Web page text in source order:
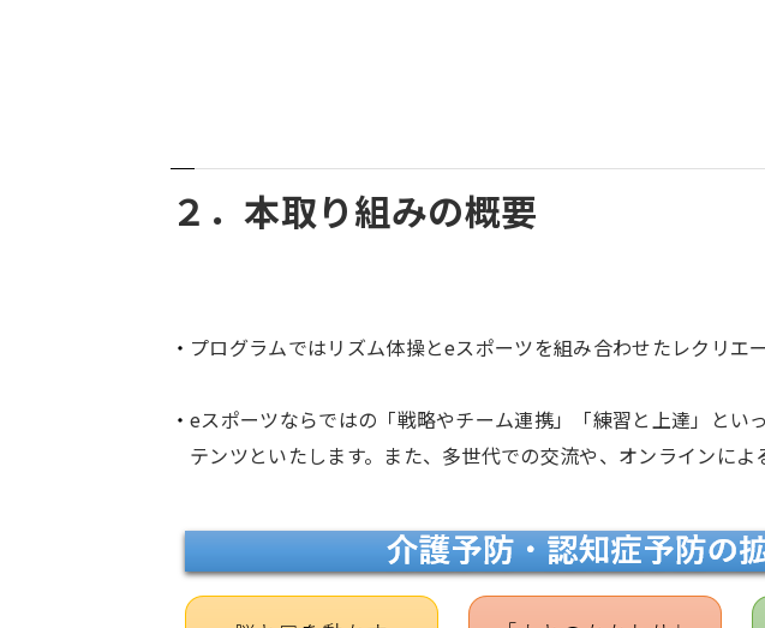
２．本取り組みの概要
プログラムではリズム体操とeスポーツを組み合わせたレクリエ
eスポーツならではの「戦略やチーム連携」「練習と上達」と
テンツといたします。また、多世代での交流や、オンラインに